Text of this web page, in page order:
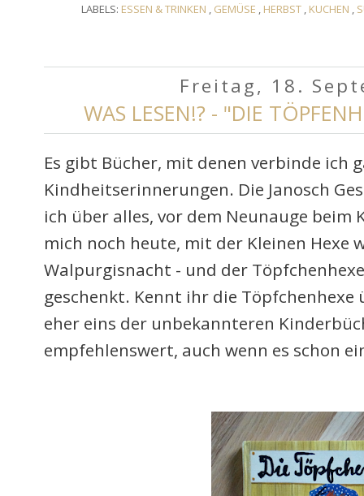
LABELS: ESSEN & TRINKEN , GEMÜSE , HERBST , KUCHEN ,
Freitag, 18.
WAS LESEN!? - "DIE
Es gibt Bücher, mit denen verbinde ich
Kindheitserinnerungen. Die Janosch
ich über alles, vor dem Neunauge beim
mich noch heute, mit der Kleinen Hexe
Walpurgisnacht - und der
geschenkt. Kennt ihr die Töpfchenhexe
eher eins der unbekannteren
empfehlenswert, auch wenn es schon